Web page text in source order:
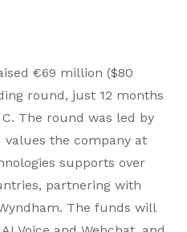
€69 million ($80
round, just 12 months
The round was led by
values the company at
supports over
partnering with
The funds will